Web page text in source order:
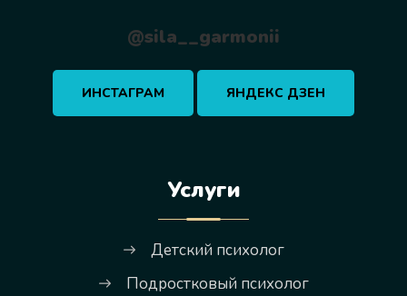
@sila__garmonii
ИНСТАГРАМ ЯНДЕКС ДЗЕН
Услуги
Детский психолог
Подростковый психолог